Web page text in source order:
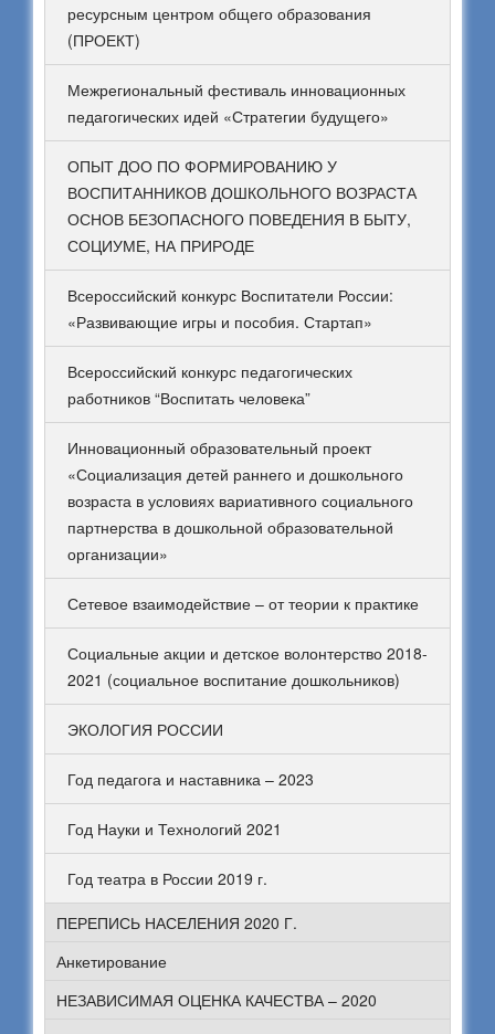
ресурсным центром общего образования
(ПРОЕКТ)
Межрегиональный фестиваль инновационных
педагогических идей «Стратегии будущего»
ОПЫТ ДОО ПО ФОРМИРОВАНИЮ У
ВОСПИТАННИКОВ ДОШКОЛЬНОГО ВОЗРАСТА
ОСНОВ БЕЗОПАСНОГО ПОВЕДЕНИЯ В БЫТУ,
СОЦИУМЕ, НА ПРИРОДЕ
Всероссийский конкурс Воспитатели России:
«Развивающие игры и пособия. Стартап»
Всероссийский конкурс педагогических
работников “Воспитать человека”
Инновационный образовательный проект
«Социализация детей раннего и дошкольного
возраста в условиях вариативного социального
партнерства в дошкольной образовательной
организации»
Сетевое взаимодействие – от теории к практике
Социальные акции и детское волонтерство 2018-
2021 (социальное воспитание дошкольников)
ЭКОЛОГИЯ РОССИИ
Год педагога и наставника – 2023
Год Науки и Технологий 2021
Год театра в России 2019 г.
ПЕРЕПИСЬ НАСЕЛЕНИЯ 2020 Г.
Анкетирование
НЕЗАВИСИМАЯ ОЦЕНКА КАЧЕСТВА – 2020